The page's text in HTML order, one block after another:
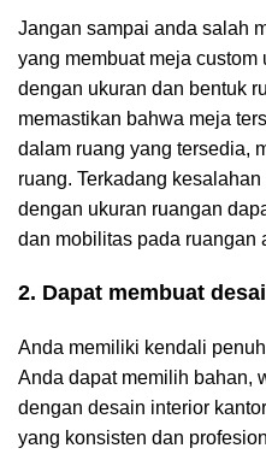
Jangan sampai anda salah
yang membuat meja
dengan ukuran dan bentuk
memastikan bahwa meja
dalam ruang yang tersedia,
ruang. Terkadang
dengan ukuran ruangan
dan mobilitas pada ruangan
2. Dapat membuat
Anda memiliki kendali
Anda dapat memilih bahan,
dengan desain interior
yang konsisten dan